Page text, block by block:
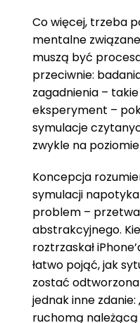
Co więcej, trzeba
mentalne
muszą być
przeciwnie:
zagadnienia –
eksperyment –
symulacje
zwykle na
Koncepcja
symulacji
problem –
abstrakcyjnego.
roztrzaskał
łatwo pojąć, jak
zostać
jednak inne zdanie:
ruchomą należącą